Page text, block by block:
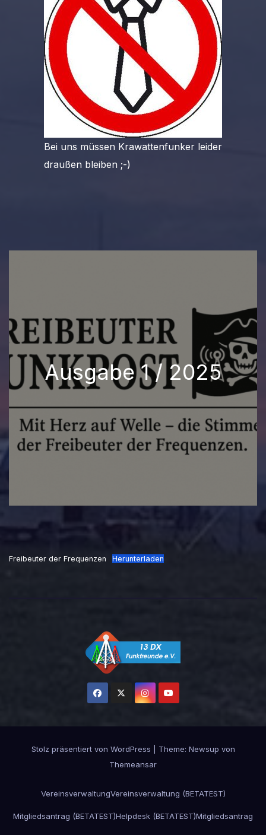
Bei uns müssen Krawattenfunker leider
draußen bleiben ;-)
Ausgabe 1 / 2025
Freibeuter der Frequenzen Herunterladen
Stolz präsentiert von WordPress Theme: Newsup von
Themeansar
VereinsverwaltungVereinsverwaltung (BETATEST)
Mitgliedsantrag (BETATEST)Helpdesk (BETATEST)Mitgliedsantrag